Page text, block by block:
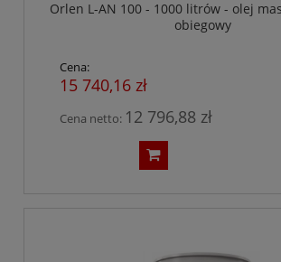
Orlen L-AN 100 - 1000 litrów - olej
obiegowy
Cena:
15 740,16 zł
Cena netto: 12 796,88 zł